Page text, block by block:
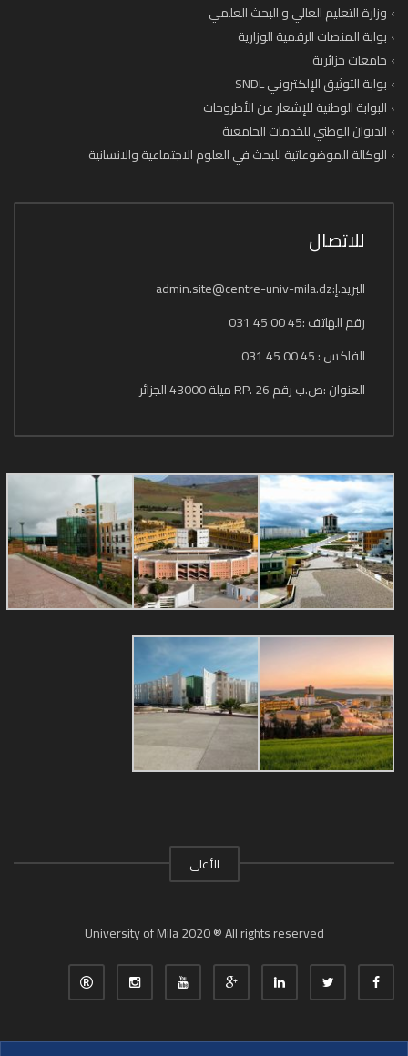
وزارة التعليم العالي و البحث العلمي
بوابة المنصات الرقمية الوزارية
جامعات جزائرية
بوابة التوثيق الإلكتروني SNDL
البوابة الوطنية للإشعار عن الأطروحات
الديوان الوطني للخدمات الجامعية
الوكالة الموضوعاتية للبحث في العلوم الاجتماعية والانسانية
للاتصال
البريد.إ:admin.site@centre-univ-mila.dz
رقم الهاتف :45 00 45 031
الفاكس : 45 00 45 031
العنوان :ص.ب رقم 26 .RP ميلة 43000 الجزائر
الأعلى
University of Mila 2020 ® All rights reserved